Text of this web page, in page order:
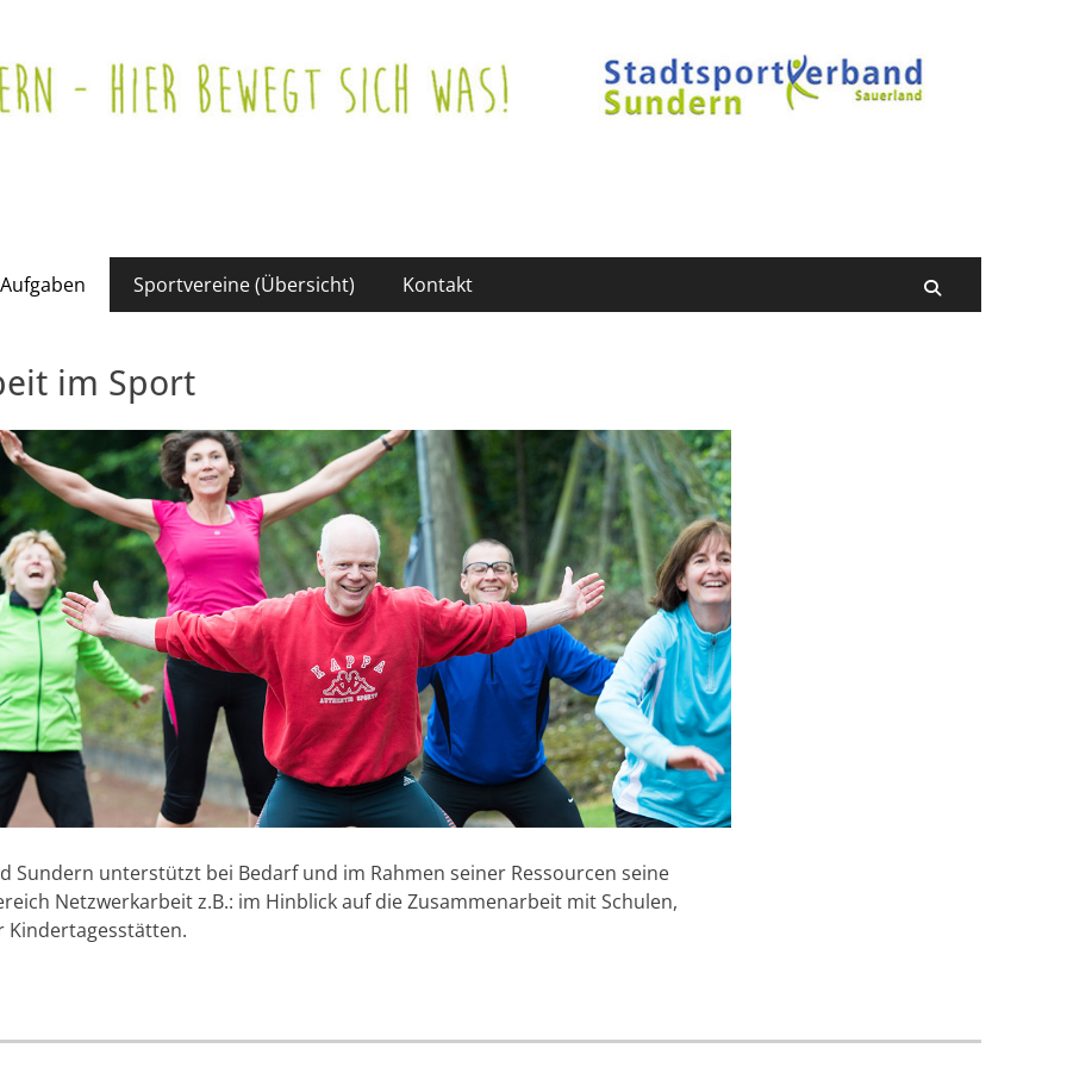
Aufgaben Sportvereine (Übersicht) Kontakt
im Sport
Sundern unterstützt bei Bedarf und im Rahmen seiner Ressourcen seine
Netzwerkarbeit z.B.: im Hinblick auf die Zusammenarbeit mit Schulen,
Kindertagesstätten.